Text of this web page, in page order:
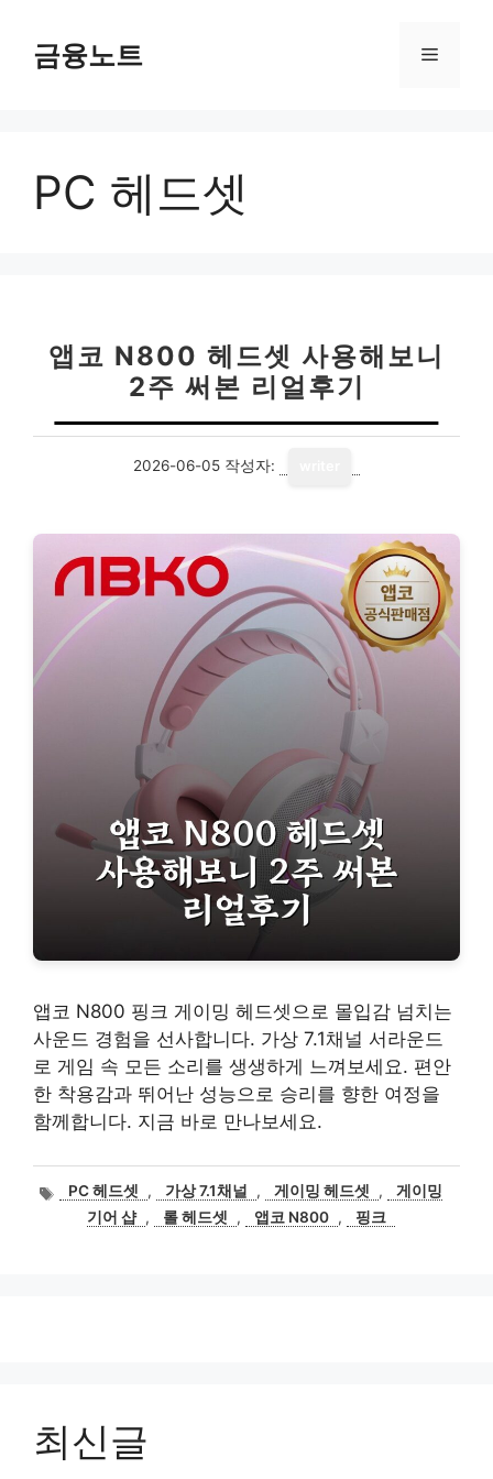
금융노트 메
PC 헤드셋
앱코 N800 헤드셋 사용해보니
2주 써본 리얼후기
2026-06-05 작성자:
앱코 N800 핑크 게이밍 헤드셋으로 몰입감 넘치는
사운드 경험을 선사합니다. 가상 7.1채널 서라운드
로 게임 속 모든 소리를 생생하게 느껴보세요. 편안
한 착용감과 뛰어난 성능으로 승리를 향한 여정을
함께합니다. 지금 바로 만나보세요.
태PC 헤드셋 , 가상 7.1채널 , 게이밍 헤드셋 ,
게이밍
기어 샵 , 롤 헤드셋 , 앱코 N800 , 핑크
최신글